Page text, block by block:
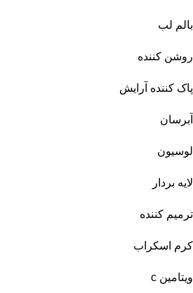
بالم لب
روشن کننده
پاک کننده آرایش
آبرسان
لوسیون
لایه بردار
ترمیم کننده
کرم اسکراب
ویتامین c